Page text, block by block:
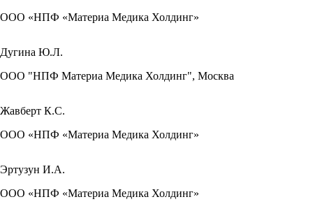
ООО «НПФ «Материа Медика Холдинг»
Дугина Ю.Л.
ООО "НПФ Материа Медика Холдинг", Москва
Жавберт К.С.
ООО «НПФ «Материа Медика Холдинг»
Эртузун И.А.
ООО «НПФ «Материа Медика Холдинг»